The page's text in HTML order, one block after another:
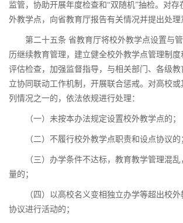
监管，协助开展年度检查和“双随机”抽检。对
外教学点，向省教育厅报告有关情况并提出处理
第二十五条 省教育厅将校外教学点设置与
历继续教育管理，建立健全校外教学点管理制
评估检查，加强监督指导，与相关部门、各级
立协同联动工作机制，开展联合惩戒。对高校
列情况之一的，依法依规进行处理：
（一）未按本办法规定设置校外教学点的；
（二）不履行校外教学点职责和设点协议的
（三）办学条件不达标，教育教学管理混
量的；
（四）以高校名义变相独立办学等超出校
协议进行活动的；